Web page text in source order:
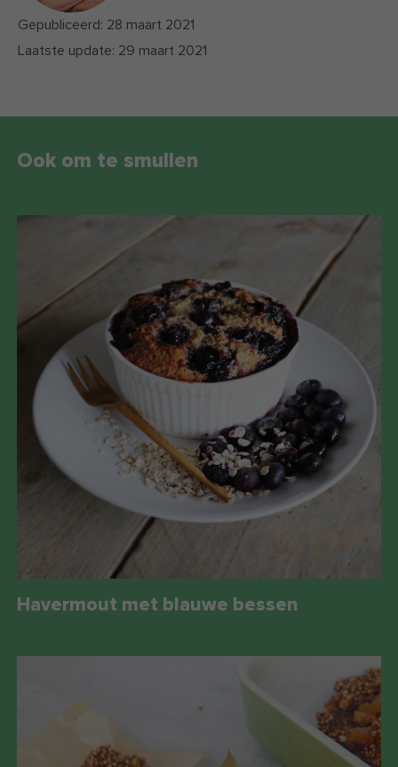
Gepubliceerd: 28 maart 2021
Laatste update: 29 maart 2021
Ook om te smullen
Havermout met blauwe bessen